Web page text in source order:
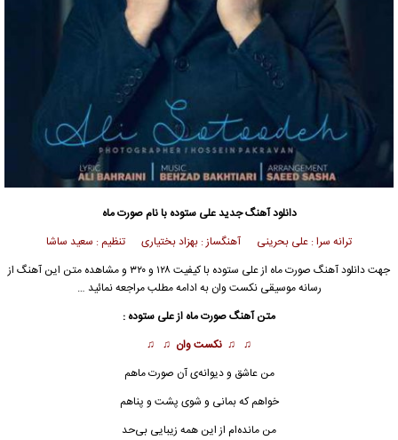
دانلود آهنگ جدیدعلی ستوده با نام صورت ماه
ترانه سرا : علی بحرینی آهنگساز : بهزاد بختیاری تنظیم : سعید ساشا
جهتدانلود آهنگ صورت ماه ازعلی ستوده با کیفیت ۱۲۸ و ۳۲۰ و مشاهده متن این آهنگ از
رسانه موسیقی نکست وان به ادامه مطلب مراجعه نمائید …
متن آهنگصورت ماه ازعلی ستوده :
♫ ♫ نکست وان ♫ ♫
من عاشق و دیوانه‌ی آن صورت ماهم
خواهم که بمانی و شوی پشت و پناهم
من مانده‌ام از این همه زیبایی بی‌‌حد